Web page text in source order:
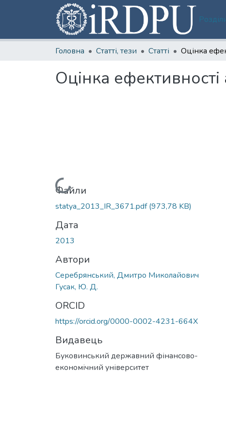
Головна Статті, тези Статті
Оцінка ефективності
Вантажиться...
Файли
statya_2013_IR_3671.pdf(973,78 KB)
Дата
2013
Автори
Серебрянський, Дмитро Миколайович
Гусак, Ю. Д.
ORCID
https://orcid.org/0000-0002-4231-664X
Видавець
Буковинський державний фінансово-
економічний університет